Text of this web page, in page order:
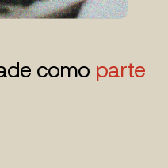
como parte